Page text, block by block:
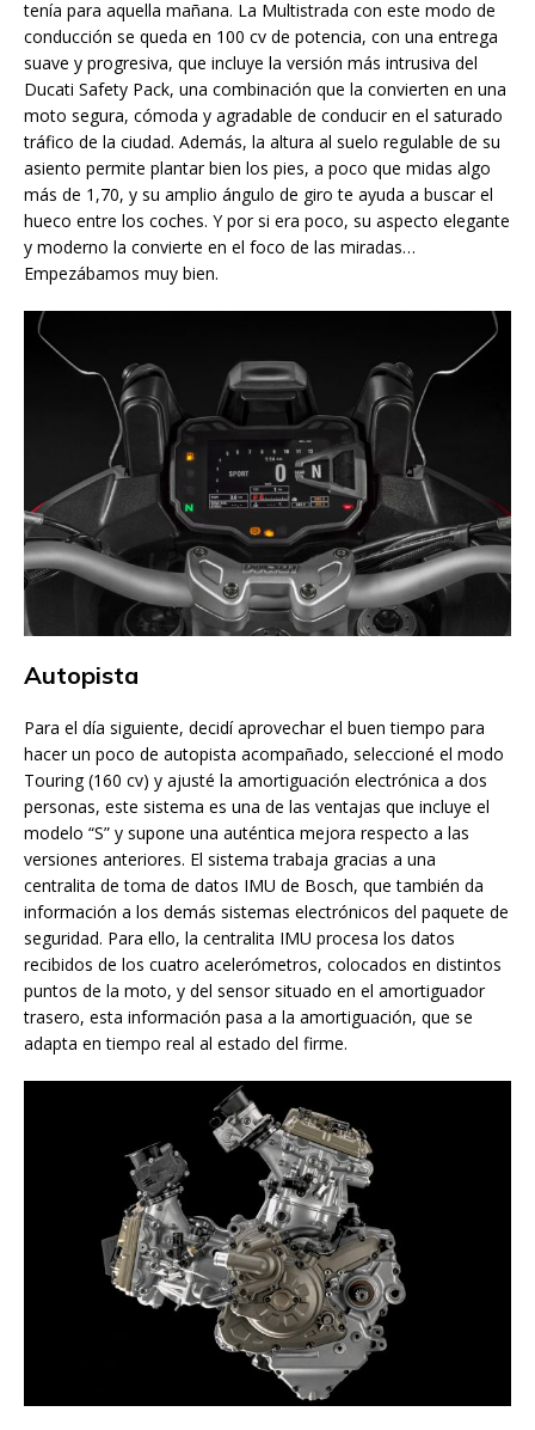
tenía para aquella mañana. La Multistrada con este modo de
conducción se queda en 100 cv de potencia, con una entrega
suave y progresiva, que incluye la versión más intrusiva del
Ducati Safety Pack, una combinación que la convierten en una
moto segura, cómoda y agradable de conducir en el saturado
tráfico de la ciudad. Además, la altura al suelo regulable de su
asiento permite plantar bien los pies, a poco que midas algo
más de 1,70, y su amplio ángulo de giro te ayuda a buscar el
hueco entre los coches. Y por si era poco, su aspecto elegante
y moderno la convierte en el foco de las miradas…
Empezábamos muy bien.
Autopista
Para el día siguiente, decidí aprovechar el buen tiempo para
hacer un poco de autopista acompañado, seleccioné el modo
Touring (160 cv) y ajusté la amortiguación electrónica a dos
personas, este sistema es una de las ventajas que incluye el
modelo “S” y supone una auténtica mejora respecto a las
versiones anteriores. El sistema trabaja gracias a una
centralita de toma de datos IMU de Bosch, que también da
información a los demás sistemas electrónicos del paquete de
seguridad. Para ello, la centralita IMU procesa los datos
recibidos de los cuatro acelerómetros, colocados en distintos
puntos de la moto, y del sensor situado en el amortiguador
trasero, esta información pasa a la amortiguación, que se
adapta en tiempo real al estado del firme.